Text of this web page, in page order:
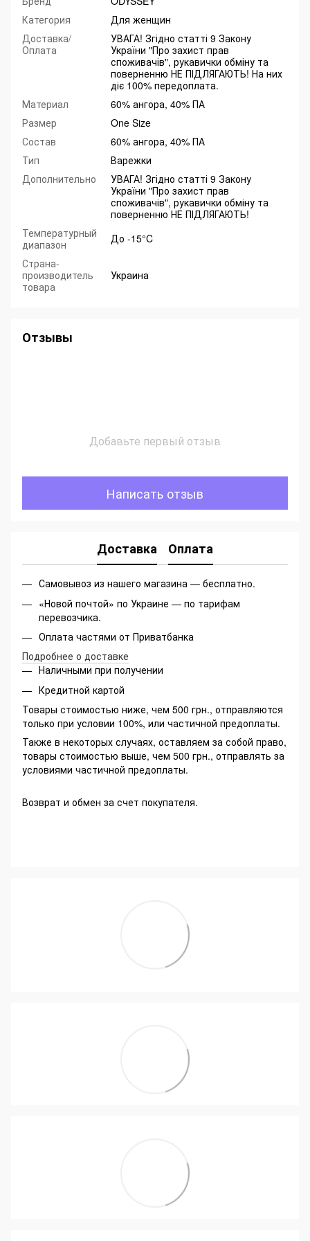
Категория
Для женщин
Доставка/
Оплата
УВАГА! Згідно статті 9 Закону
України "Про захист прав
споживачів", рукавички обміну та
поверненню НЕ ПІДЛЯГАЮТЬ! На них
діє 100% передоплата.
Материал
60% ангора, 40% ПА
Размер
One Size
Состав
60% ангора, 40% ПА
Тип
Варежки
Дополнительно
УВАГА! Згідно статті 9 Закону
України "Про захист прав
споживачів", рукавички обміну та
поверненню НЕ ПІДЛЯГАЮТЬ!
Температурный
диапазон
До -15°C
Страна-
производитель
товара
Украина
Отзывы
Добавьте первый отзыв
Написать отзыв
Доставка Оплата
Самовывоз из нашего магазина — бесплатно.
«Новой почтой» по Украине — по тарифам
перевозчика.
Оплата частями от Приватбанка
Подробнее о доставке
Наличными при получении
Кредитной картой
Товары стоимостью ниже, чем 500 грн., отправляются
только при условии 100%, или частичной предоплаты.
Также в некоторых случаях, оставляем за собой право,
товары стоимостью выше, чем 500 грн., отправлять за
условиями частичной предоплаты.
Возврат и обмен за счет покупателя.